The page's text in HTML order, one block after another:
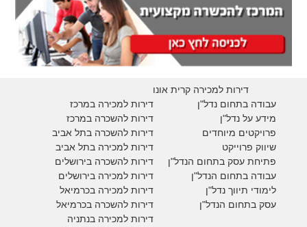
דירות למכירה קרית אונו
דירות למכירה במרכז
דירות להשכרה במרכז
דירות להשכרה בתל אביב
דירות למכירה בתל אביב
דירות להשכרה בירושלים
דירות למכירה בירושלים
דירות למכירה בכרמיאל
דירות להשכרה בכרמיאל
דירות למכירה בנתניה
עבודה בתחום נדל"ן
מידע על נדל"ן
פרויקטים מיוחדים
שיווק פרוייקט
פתיחת עסק בתחום הנדל"ן
עבודה בתחום הנדל"ן
לימודי תיווך נדל"ן
עסק בתחום הנדל"ן